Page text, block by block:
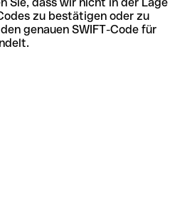
zu bestätigen oder zu
genauen SWIFT-Code für